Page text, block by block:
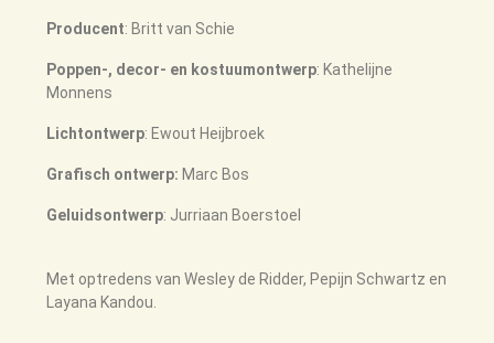
Producent: Britt van Schie
Poppen-, decor- en kostuumontwerp: Kathelijne
Monnens
Lichtontwerp:Ewout Heijbroek
Grafisch ontwerp:Marc Bos
Geluidsontwerp: Jurriaan Boerstoel
Met optredens van Wesley de Ridder, Pepijn Schwartz en
Layana Kandou.